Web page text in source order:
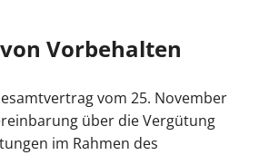
Vorbehalten
vom 25. November
über die Vergütung
im Rahmen des